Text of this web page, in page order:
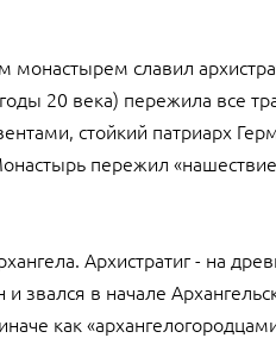
славил
20 века) пережила все
стойкий патриарх
пережил
Архистратиг - на
звался в начале
как